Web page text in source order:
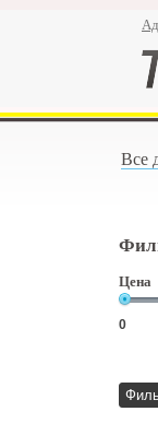
Все
Цена